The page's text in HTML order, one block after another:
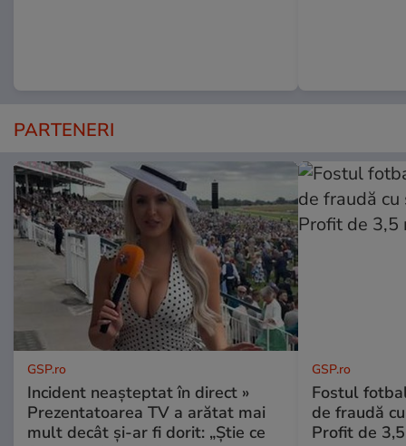
PARTENERI
GSP.ro
Incident neașteptat în direct »
Prezentatoarea TV a arătat mai
mult decât și-ar fi dorit: „Știe ce
GSP.ro
Fostul
de fraudă
Profit de